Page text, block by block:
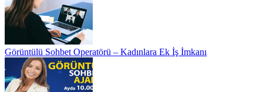
Görüntülü Sohbet Operatörü – Kadınlara Ek İş İmkanı